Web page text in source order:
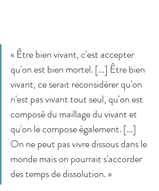
« Être bien vivant, c'est accepter
qu'on est bien mortel. [...] Être bien
vivant, ce serait reconsidérer qu'on
n'est pas vivant tout seul, qu'on est
composé du maillage du vivant et
qu'on le compose également. [...]
On ne peut pas vivre dissous dans le
monde mais on pourrait s'accorder
des temps de dissolution. »